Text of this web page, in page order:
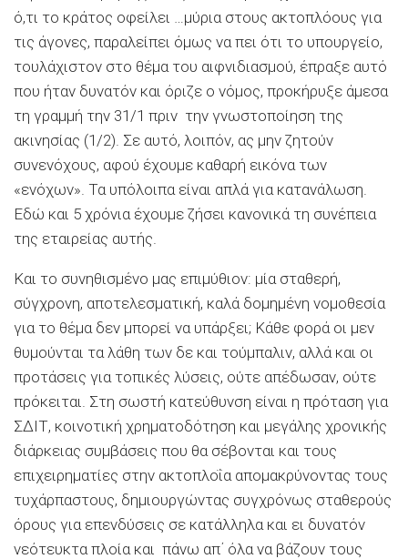
ό,τι το κράτος οφείλει …μύρια στους ακτοπλόους για
τις άγονες, παραλείπει όμως να πει ότι το υπουργείο,
τουλάχιστον στο θέμα του αιφνιδιασμού, έπραξε αυτό
που ήταν δυνατόν και όριζε ο νόμος, προκήρυξε άμεσα
τη γραμμή την 31/1 πριν την γνωστοποίηση της
ακινησίας (1/2). Σε αυτό, λοιπόν, ας μην ζητούν
συνενόχους, αφού έχουμε καθαρή εικόνα των
«ενόχων». Τα υπόλοιπα είναι απλά για κατανάλωση.
Εδώ και 5 χρόνια έχουμε ζήσει κανονικά τη συνέπεια
της εταιρείας αυτής.
Και το συνηθισμένο μας επιμύθιον: μία σταθερή,
σύγχρονη, αποτελεσματική, καλά δομημένη νομοθεσία
για το θέμα δεν μπορεί να υπάρξει; Κάθε φορά οι μεν
θυμούνται τα λάθη των δε και τούμπαλιν, αλλά και οι
προτάσεις για τοπικές λύσεις, ούτε απέδωσαν, ούτε
πρόκειται. Στη σωστή κατεύθυνση είναι η πρόταση για
ΣΔΙΤ, κοινοτική χρηματοδότηση και μεγάλης χρονικής
διάρκειας συμβάσεις που θα σέβονται και τους
επιχειρηματίες στην ακτοπλοΐα απομακρύνοντας τους
τυχάρπαστους, δημιουργώντας συγχρόνως σταθερούς
όρους για επενδύσεις σε κατάλληλα και ει δυνατόν
νεότευκτα πλοία και πάνω απ΄ όλα να βάζουν τους